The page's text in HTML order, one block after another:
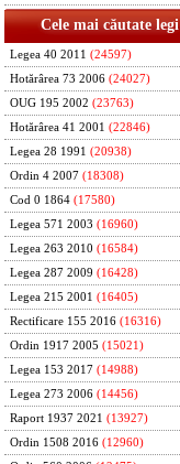
Cele mai căutate legi
Legea 40 2011 (24597)
Hotărârea 73 2006 (24027)
OUG 195 2002 (23763)
Hotărârea 41 2001 (22846)
Legea 28 1991 (20938)
Ordin 4 2007 (18308)
Cod 0 1864 (17580)
Legea 571 2003 (16960)
Legea 263 2010 (16584)
Legea 287 2009 (16428)
Legea 215 2001 (16405)
Rectificare 155 2016 (16316)
Ordin 1917 2005 (15021)
Legea 153 2017 (14988)
Legea 273 2006 (14456)
Raport 1937 2021 (13927)
Ordin 1508 2016 (12960)